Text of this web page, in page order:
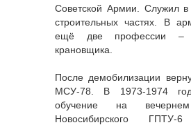
Советской Армии. Служил в
строительных частях. В
ещё две профессии –
крановщика.
После демобилизации
МСУ-78. В 1973-1974
обучение на
Новосибирского